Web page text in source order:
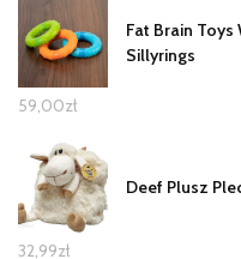
Fat Brain Toys
Sillyrings
59,00zł
Deef Plusz
32,99zł